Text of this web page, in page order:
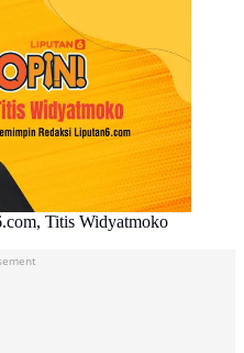
Titis Widyatmoko